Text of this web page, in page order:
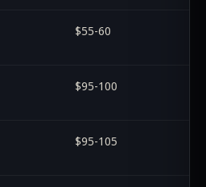
$55-60
$95-100
$95-105